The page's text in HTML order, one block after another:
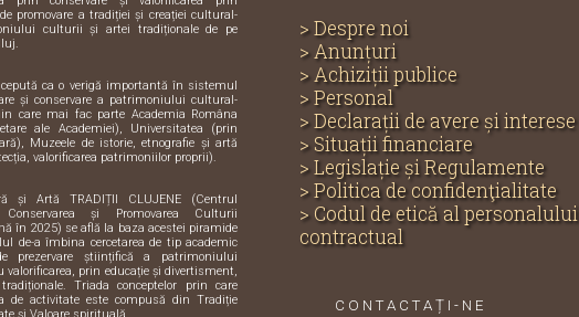
promovare a tradiției și creației cultural-
culturii și artei tradiționale de pe
ca o verigă importantă în sistemul
și conservare a patrimoniului cultural-
care mai fac parte Academia Româna
ale Academiei), Universitatea (prin
Muzeele de istorie, etnografie și artă
valorificarea patrimoniilor proprii).
și Artă TRADIȚII CLUJENE (Centrul
și Promovarea Culturii
în 2025) se află la baza acestei piramide
de-a îmbina cercetarea de tip academic
prezervare științifică a patrimoniului
prin educație și divertisment,
Triada conceptelor prin care
de activitate este compusă din Tradiție
> Despre noi
> Anunțuri
> Achiziții publice
> Personal
> Declarații de avere și interese
> Situații financiare
> Legislație și Regulamente
> Politica de confidenţialitate
> Codul de etică al personalului
contractual
CONTACTAȚI-NE